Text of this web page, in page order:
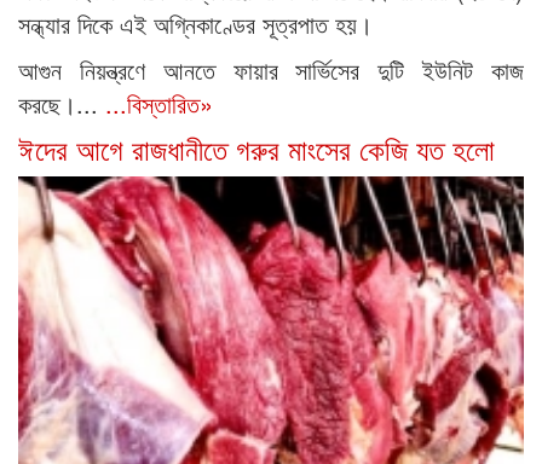
সন্ধ্যার দিকে এই অগ্নিকাণ্ডের সূত্রপাত হয়।
আগুন নিয়ন্ত্রণে আনতে ফায়ার সার্ভিসের দুটি ইউনিট কাজ
করছে।... ...বিস্তারিত»
ঈদের আগে রাজধানীতে গরুর মাংসের কেজি যত হলো